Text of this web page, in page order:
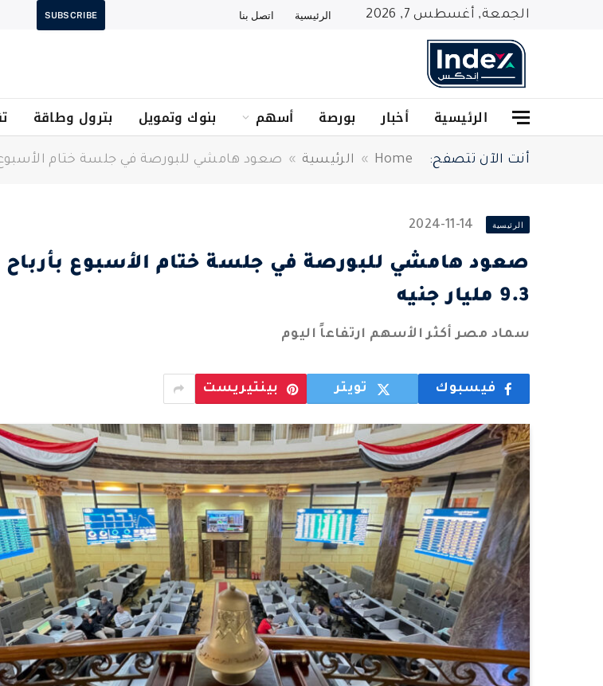
الجمعة, أغسطس 7, 2026 الرئيسية اتصل بنا SUBSCRIBE
الرئيسية أخبار بورصة أسهم بنوك وتمويل بترول وطاقة
أنت الآن تتصفح: Home
» الرئيسية » صعود هامشي للبورصة في جلسة ختام الأسبوع بأرباح
الرئيسية 2024-11-14
صعود هامشي للبورصة في جلسة ختام الأسبوع
9.3 مليار جنيه
سماد مصر أكثر الأسهم ارتفاعاً اليوم
فيسبوك تويتر بينتيريست